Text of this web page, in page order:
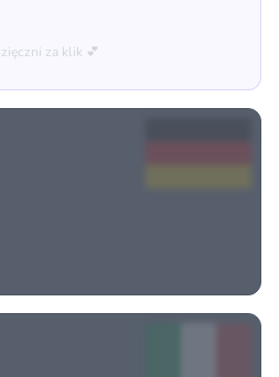
za klik 💕